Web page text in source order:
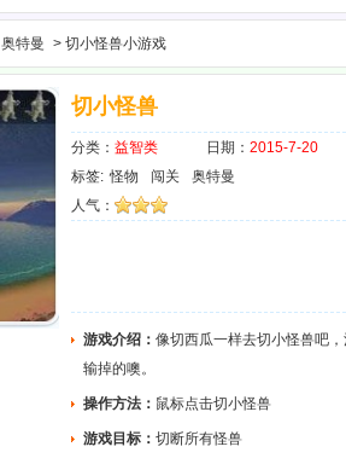
奥特曼 > 切小怪兽小游戏
切小怪兽
分类： 益智类 日期： 2015-7-20
标签: 怪物 闯关
奥特曼
人气：
游戏介绍： 像切西瓜一样去切小怪兽吧
输掉的噢。
操作方法： 鼠标点击切小怪兽
游戏目标： 切断所有怪兽